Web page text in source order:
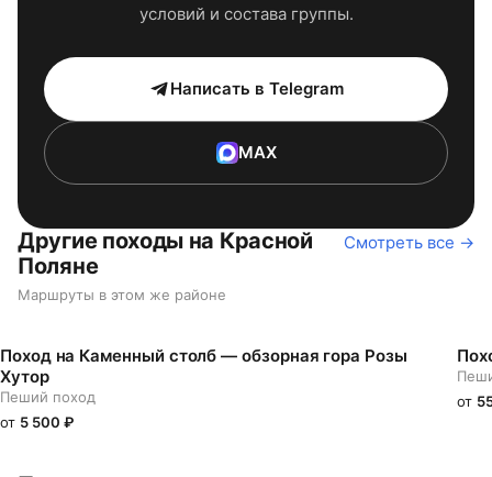
условий и состава группы.
Написать в Telegram
MAX
Другие походы на Красной
Поляне
Маршруты в этом же районе
Смотреть все →
Поход на Каменный столб — обзорная гора Розы
Хутор
Пеший поход
от 5 500 ₽
от